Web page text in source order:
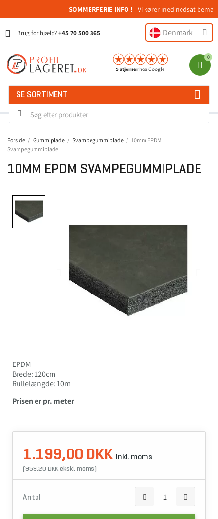
SOMMERFERIE INFO !- Vi kører med nedsat
Brug for hjælp?+45 70 500 365 Denmark
5 stjernerhos Google
SE SORTIMENT
Forside Gummiplade Svampegummiplade
10mm EPDM
Svampegummiplade
10MM EPDM SVAMPEGUMMIPLADE
EPDM
Brede: 120cm
Rullelængde: 10m
Prisen er pr. meter
1.199,00 DKK Inkl. moms
(959,20 DKK ekskl. moms)
Antal